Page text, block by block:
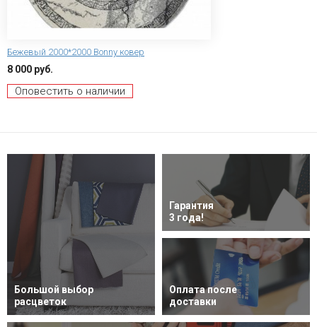
Бежевый 2000*2000 Bonny ковер
8 000 руб.
Оповестить о наличии
Большой выбор
расцветок
Гарантия
3 года!
Оплата после
доставки